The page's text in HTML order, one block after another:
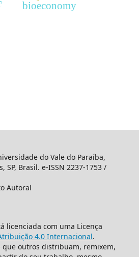
bioeconomy
do Vale do Paraíba,
SP, Brasil. e-ISSN 2237-1753 /
Autoral
licenciada com uma Licença
4.0 Internacional.
que outros distribuam, remixem,